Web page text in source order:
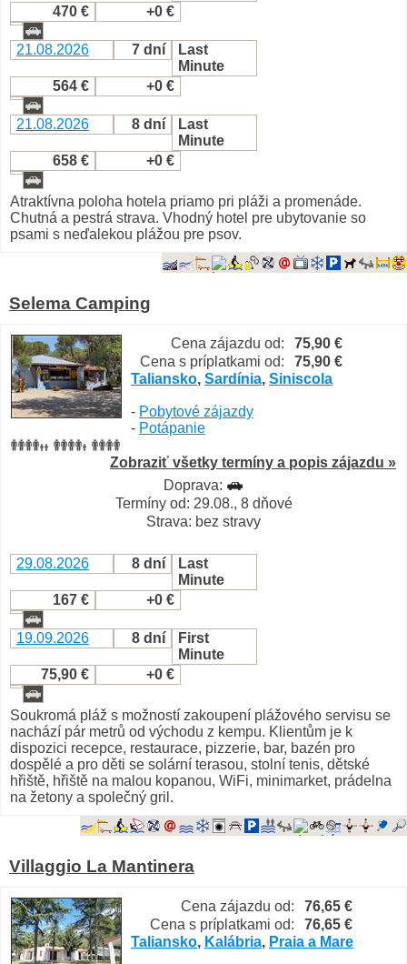
470 €
+0 €
21.08.2026 7 dní
Last
Minute
564 €
+0 €
21.08.2026 8 dní
Last
Minute
658 €
+0 €
Atraktívna poloha hotela priamo pri pláži a promenáde.
Chutná a pestrá strava. Vhodný hotel pre ubytovanie so
psami s neďalekou plážou pre psov.
Selema Camping
Cena zájazdu od:
75,90 €
Cena s príplatkami od:
75,90 €
Taliansko, Sardínia, Siniscola
- Pobytové zájazdy
- Potápanie
Zobraziť všetky termíny a popis zájazdu »
Doprava:
Termíny od: 29.08., 8 dňové
Strava: bez stravy
29.08.2026 8 dní
Last
Minute
167 €
+0 €
19.09.2026 8 dní
First
Minute
75,90 €
+0 €
Soukromá pláž s možností zakoupení plážového servisu se
nachází pár metrů od východu z kempu. Klientům je k
dispozici recepce, restaurace, pizzerie, bar, bazén pro
dospělé a pro děti se solární terasou, stolní tenis, dětské
hřiště, hřiště na malou kopanou, WiFi, minimarket, prádelna
na žetony a společný gril.
Villaggio La Mantinera
Cena zájazdu od:
76,65 €
Cena s príplatkami od:
76,65 €
Taliansko, Kalábria, Praia a Mare